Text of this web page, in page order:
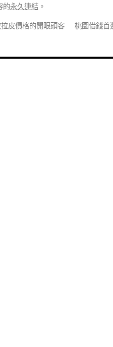
的永久連結 。
皮價格的開眼頭客
桃園借錢首